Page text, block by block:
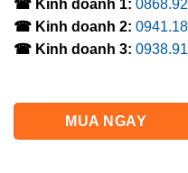
☎ Kinh doanh 1:
☎ Kinh doanh 2:
☎ Kinh doanh 3:
MUA NGAY